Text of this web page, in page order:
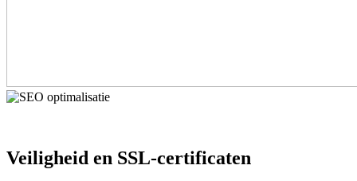
Veiligheid en SSL-certificaten